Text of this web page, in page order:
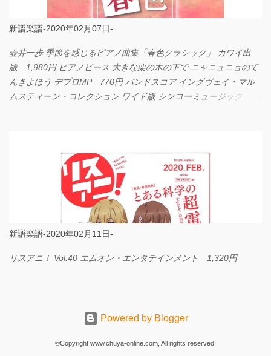
新譜楽譜-2020年02月07日-
壺井一歩 季節を感じるピアノ曲集「春色クラシック」 カワイ出
版 1,980円 ピアノピース 大きな栗の木の下で ニャニュニョのて
んきよほう デプロMP 770円 バンドスコア イングヴェイ・マル
ムスティーン・コレクション ワイド版 シンコーミュージック
新譜楽譜-2020年02月11日-
リスアニ！ Vol.40 エムオン・エンタテインメント 1,320円
Powered by Blogger
©Copyright www.chuya-online.com, All rights reserved.